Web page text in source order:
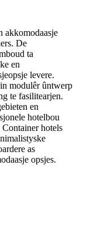
akkomodaasje
De
ta
en
levere.
modulêr ûntwerp
te fasilitearjen.
en
hotelbou
hotels
as
opsjes.